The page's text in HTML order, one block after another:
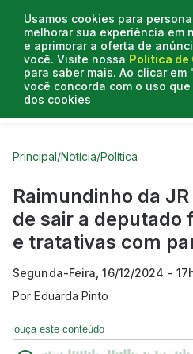
Usamos cookies para
melhorar sua experiência em
e aprimorar a oferta de
você. Visite nossa Política de
para saber mais. Ao clicar em
você concorda com o uso
dos cookies
Curtas do Poder
Principal/Notícia/Política
Raimundinho da
de sair a deputado
e tratativas com
Segunda-Feira, 16/12/2024 -
PorEduarda Pinto
ouça este conteúdo